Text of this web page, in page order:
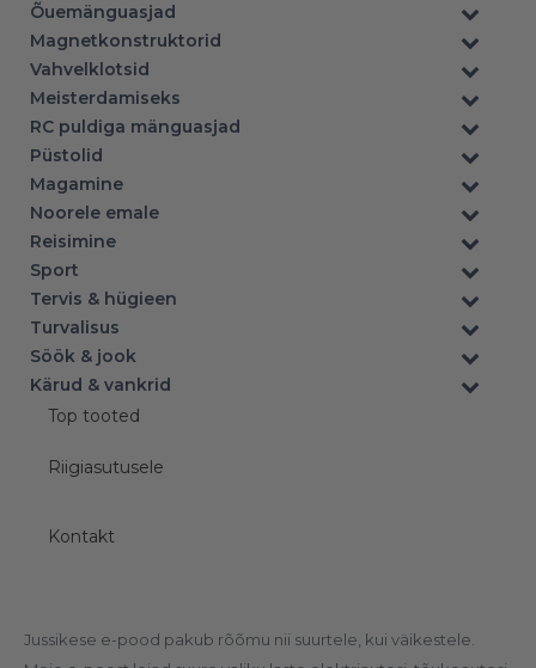
Õuemänguasjad
Magnetkonstruktorid
Vahvelklotsid
Meisterdamiseks
RC puldiga mänguasjad
Püstolid
Magamine
Noorele emale
Reisimine
Sport
Tervis & hügieen
Turvalisus
Söök & jook
Kärud & vankrid
Top tooted
Riigiasutusele
Kontakt
Jussikese e-pood pakub rõõmu nii suurtele, kui väikestele.